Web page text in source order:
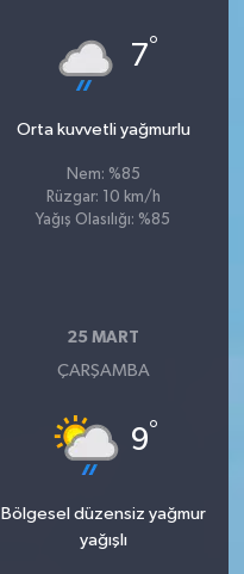
7°
Orta kuvvetli yağmurlu
Nem: %85
Rüzgar: 10 km/h
Yağış Olasılığı: %85
25 MART
ÇARŞAMBA
9°
Bölgesel düzensiz yağmur
yağışlı